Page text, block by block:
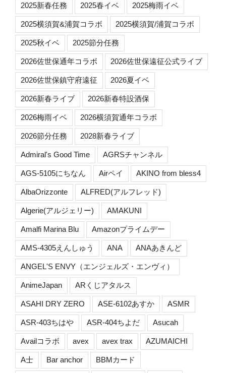
2025新春任務 2025春イベ 2025梅雨イベ
2025横須賀&浦賀コラボ 2025横須賀/浦賀コラボ
2025秋イベ 2025節分任務
2026佐世保通年コラボ 2026佐世保遠征公式ライブ
2026佐世保鎮守府遠征 2026夏イベ
2026新春ライブ 2026新春特設酒保
2026梅雨イベ 2026横須賀通年コラボ
2026節分任務 2028新春ライブ
Admiral's Good Time AGRSチャンネル
AGS-5105にちなん Airペイ AKINO from bless4
AlbaOrizzonte ALFRED(アルフレッド)
Algerie(アルジェリー) AMAKUNI
Amalfi Marina Blu Amazonプライムデー
AMS-4305えんしゅう ANA ANAあきんど
ANGEL'S ENVY（エンジェルズ・エンヴィ）
AnimeJapan ARくじアタルス
ASAHI DRY ZERO ASE-6102あすか ASMR
ASR-403ちはや ASR-404ちよだ Asucah
Availコラボ avex avex trax AZUMAICHI
A士 Bar anchor BBMカード